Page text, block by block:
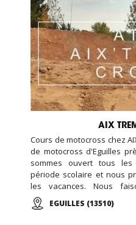
AIX
Cours de motocross chez
de motocross d'Eguilles
sommes ouvert tous
période scolaire et nous
les vacances. Nous
débutant au confirmé.
enfants, des adultes et des
EGUILLES (13510)